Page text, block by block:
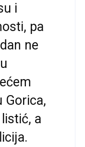
i
pa
ne
Gorica,
a